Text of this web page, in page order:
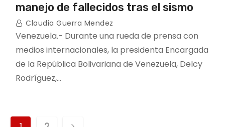
manejo de fallecidos tras el sismo
Claudia Guerra Mendez
Venezuela.- Durante una rueda de prensa con
medios internacionales, la presidenta Encargada
de la República Bolivariana de Venezuela, Delcy
Rodríguez,…